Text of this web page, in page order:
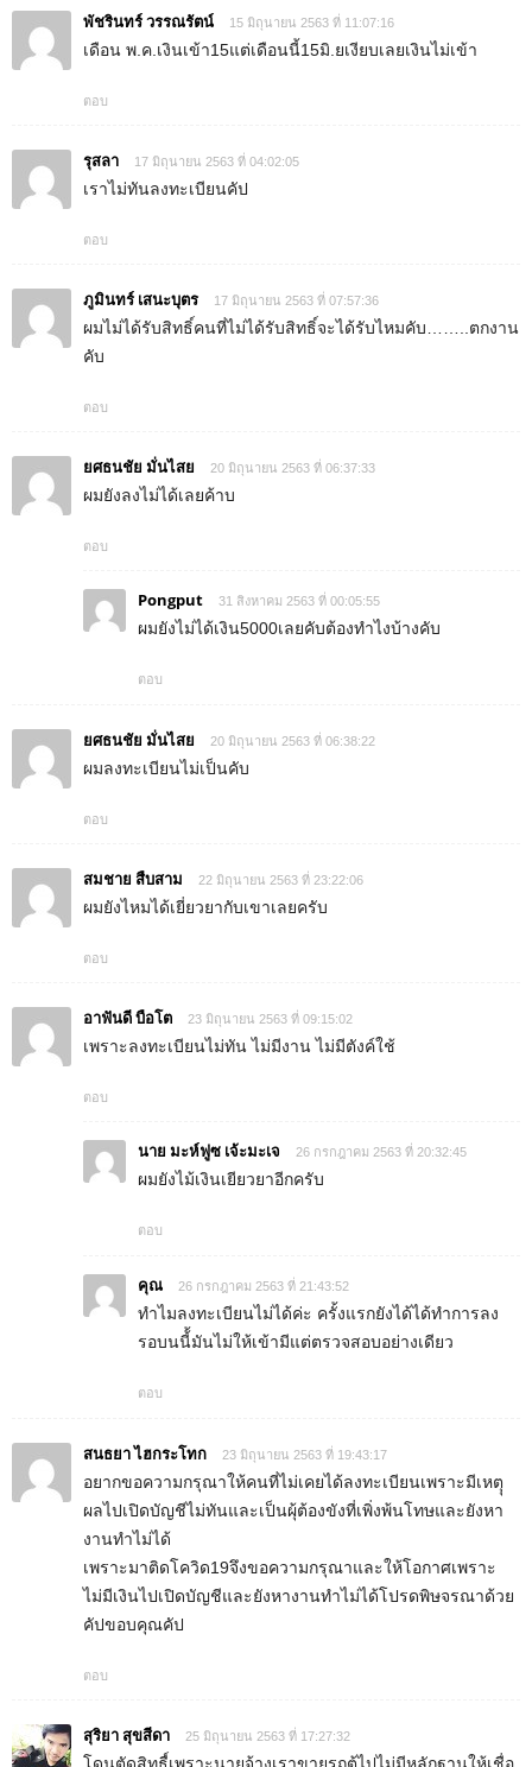
พัชรินทร์ วรรณรัตน์ 15 มิถุนายน 2563 ที่ 11:07:16
เดือน พ.ค.เงินเข้า15แต่เดือนนี้15มิ.ยเงียบเลยเงินไม่เข้า
ตอบ
รุสลา 17 มิถุนายน 2563 ที่ 04:02:05
เราไม่ทันลงทะเบียนคัป
ตอบ
ภูมินทร์ เสนะบุตร 17 มิถุนายน 2563 ที่ 07:57:36
ผมไม่ได้รับสิทธิ์คนที่ไม่ได้รับสิทธิ์จะได้รับไหมคับ……..ตกงาน
คับ
ตอบ
ยศธนชัย มั่นไสย 20 มิถุนายน 2563 ที่ 06:37:33
ผมยังลงไม่ได้เลยค้าบ
ตอบ
Pongput 31 สิงหาคม 2563 ที่ 00:05:55
ผมยังไม่ได้เงิน5000เลยคับต้องทำไงบ้างคับ
ตอบ
ยศธนชัย มั่นไสย 20 มิถุนายน 2563 ที่ 06:38:22
ผมลงทะเบียนไม่เป็นคับ
ตอบ
สมชาย สืบสาม 22 มิถุนายน 2563 ที่ 23:22:06
ผมยังไหมได้เยี่ยวยากับเขาเลยครับ
ตอบ
อาฟันดี บือโต 23 มิถุนายน 2563 ที่ 09:15:02
เพราะลงทะเบียนไม่ทัน ไม่มีงาน ไม่มีตังค์ใช้
ตอบ
นาย มะห์ฟูซ เจ้ะมะเจ 26 กรกฎาคม 2563 ที่ 20:32:45
ผมยังไม้เงินเยียวยาอีกครับ
ตอบ
คุณ 26 กรกฎาคม 2563 ที่ 21:43:52
ทำไมลงทะเบียนไม่ได้ค่ะ ครั้งแรกยังได้ได้ทำการลง
รอบนนี้้มันไม่ให้เข้ามีแต่ตรวจสอบอย่างเดียว
ตอบ
สนธยา ไฮกระโทก 23 มิถุนายน 2563 ที่ 19:43:17
อยากขอความกรุณาให้คนที่ไม่เคยได้ลงทะเบียนเพราะมีเหตุุ
ผลไปเปิดบัญชีไม่ทันและเป็นผุ้ต้องขังที่เพิ่งพ้นโทษและยังหา
งานทำไม่ได้
เพราะมาติดโควิด19จึงขอความกรุณาและให้โอกาศเพราะ
ไม่มีเงินไปเปิดบัญชีและยังหางานทำไม่ได้โปรดพิษจรณาด้วย
คัปขอบคุณคัป
ตอบ
สุริยา สุขสีดา 25 มิถุนายน 2563 ที่ 17:27:32